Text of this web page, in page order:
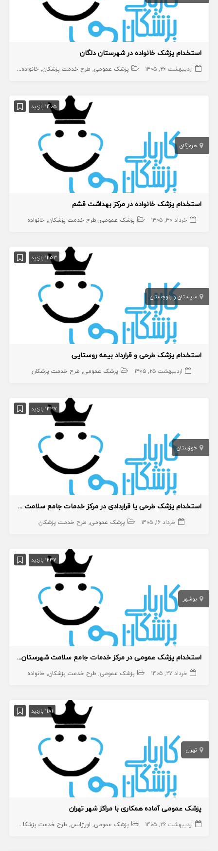
استخدام پزشک خانواده در شهرستان دلگان
اردیبهشت ۲۶, ۱۴۰۵ پزشک عمومی طرح خدمت پزشکان خانواده
1405 بازدید
هرمزگان
استخدام پزشک خانواده در مرکز بهداشت قشم
خرداد ۳۰, ۱۴۰۵ پزشک عمومی طرح خدمت پزشکان خانواده
1253 بازدید
سیستان و بلوچستان
استخدام پزشک طرحی و قرارداد بیمه روستایی
اردیبهشت ۲۵, ۱۴۰۵ پزشک عمومی طرح خدمت پزشکان
1337 بازدید
خوزستان
استخدام پزشک طرحی یا قراردادی در مرکز خدمات جامع سلامت روستایی
خرداد ۱۶, ۱۴۰۵ پزشک عمومی طرح خدمت پزشکان
1237 بازدید
بوشهر
استخدام پزشک عمومی در مرکز خدمات جامع سلامت شهرستان دیر
خرداد ۲۷, ۱۴۰۵ پزشک عمومی طرح خدمت پزشکان خانواده
1181 بازدید
تهران
پزشک عمومی آماده همکاری با مراکز شهر تهران
اردیبهشت ۲۶, ۱۴۰۵ پزشک عمومی اورژانس طرح خدمت پزشکان